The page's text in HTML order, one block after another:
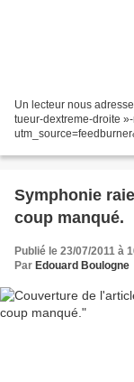
Un lecteur nous
tueur-dextreme-droite
Évidemment,...
Symphonie
coup manqué.
Publié le 23/07/2011 à
Par Edouard Boulogne